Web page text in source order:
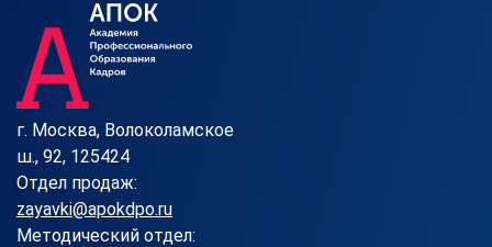
г. Москва, Волоколамское
ш., 92, 125424
Отдел продаж:
zayavki@apokdpo.ru
Методический отдел: